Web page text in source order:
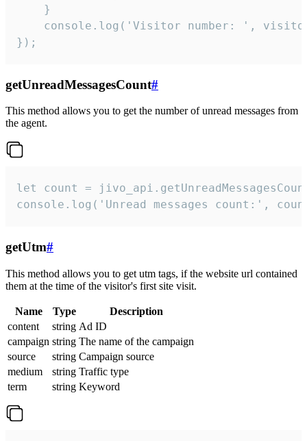
    }
console.log('Visitor number: ',
});
getUnreadMessagesCount#
This method allows you to get the number of unread messages from
the agent.
let count =
console.log('Unread messages count:',
getUtm#
This method allows you to get utm tags, if the website url contained
them at the time of the visitor's first site visit.
Name Type
Description
content
string Ad ID
campaign string The name of the campaign
source
string Campaign source
medium
string Traffic type
term
string Keyword